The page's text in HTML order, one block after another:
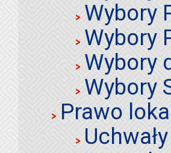
Wybory
Wybory
Wybory
Wybory
Prawo